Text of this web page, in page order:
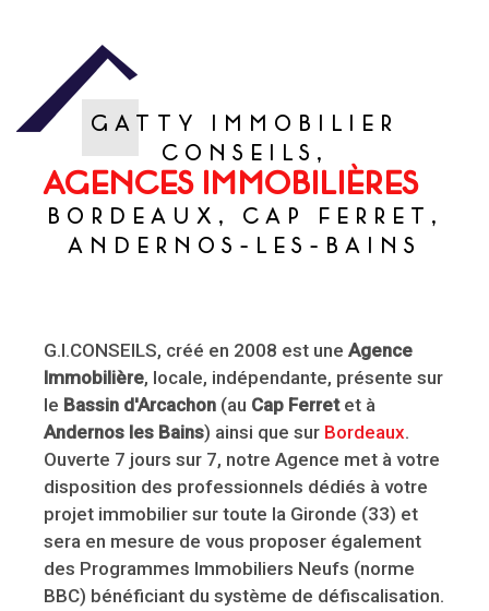
Critères supplémentaires
GATTY IMMOBILIER
CONSEILS,
AGENCES IMMOBILIÈRES
BORDEAUX, CAP FERRET,
ANDERNOS-LES-BAINS
G.I.CONSEILS, créé en 2008 est une Agence
Immobilière, locale, indépendante, présente sur
le Bassin d'Arcachon (au Cap Ferretet à
Andernos les Bains) ainsi que sur Bordeaux.
Ouverte 7 jours sur 7, notre Agence met à votre
disposition des professionnels dédiés à votre
projet immobilier sur toute la Gironde (33) et
sera en mesure de vous proposer également
des Programmes Immobiliers Neufs (norme
BBC) bénéficiant du système de défiscalisation.